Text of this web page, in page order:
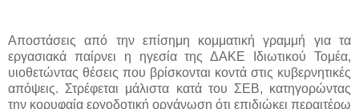
Αποστάσεις από την επίσημη κομματική γραμμή για τα
εργασιακά παίρνει η ηγεσία της ΔΑΚΕ Ιδιωτικού Τομέα,
υιοθετώντας θέσεις που βρίσκονται κοντά στις κυβερνητικές
απόψεις. Στρέφεται μάλιστα κατά του ΣΕΒ, κατηγορώντας
την κορυφαία εργοδοτική οργάνωση ότι επιδιώκει περαιτέρω